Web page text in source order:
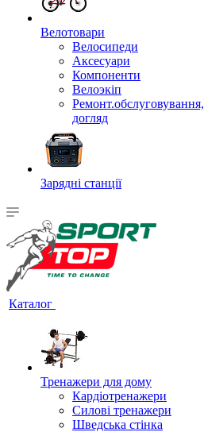
Велотовари
Велосипеди
Аксесуари
Компоненти
Велоэкіп
Ремонт.обслуговування,
догляд
Зарядні станції
Каталог
Тренажери для дому
Кардіотренажери
Силові тренажери
Шведська стінка